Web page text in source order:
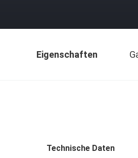
Eigenschaften
Technische Daten